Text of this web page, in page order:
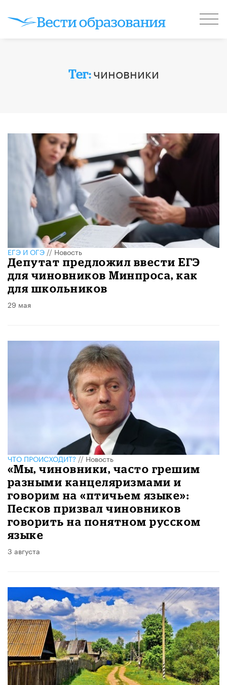
Тег:чиновники
ЕГЭ И ОГЭ//Новость
Депутат предложил ввести ЕГЭ
для чиновников Минпроса, как
для школьников
29 мая
ЧТО ПРОИСХОДИТ?//Новость
«Мы, чиновники, часто грешим
разными канцеляризмами и
говорим на «птичьем языке»:
Песков призвал чиновников
говорить на понятном русском
языке
3 августа